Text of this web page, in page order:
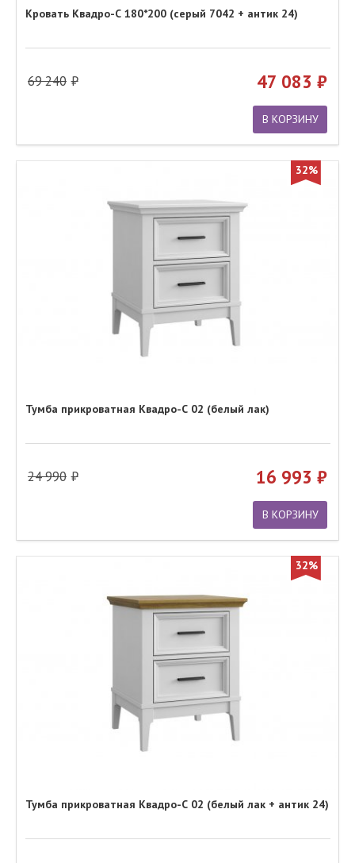
Кровать Квадро-С 180*200 (серый 7042 + антик 24)
69 240 47 083
В КОРЗИНУ
32%
Тумба прикроватная Квадро-С 02 (белый лак)
24 990 16 993
В КОРЗИНУ
32%
Тумба прикроватная Квадро-С 02 (белый лак + антик 24)